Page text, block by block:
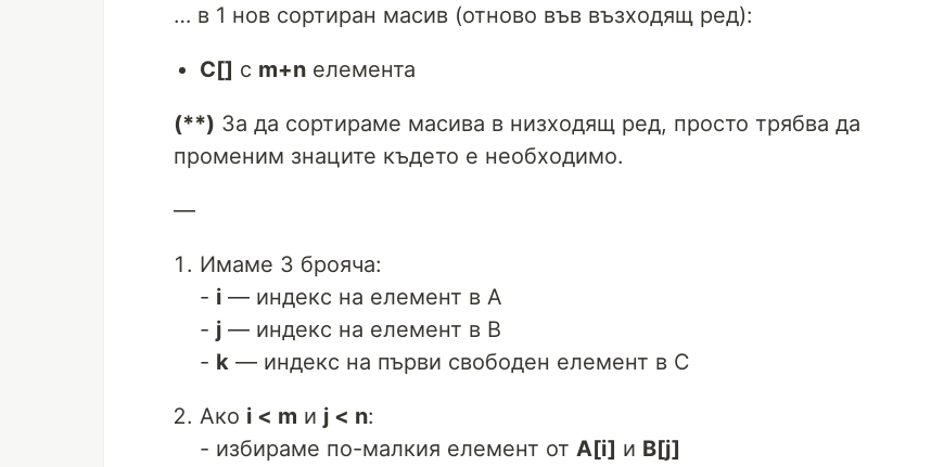
… в 1 нов сортиран масив (отново във възходящ ред):
C[] с m+n елемента
(**) За да сортираме масива в низходящ ред, просто трябва да
променим знаците където е необходимо.
—
Имаме 3 брояча:
- i — индекс на елемент в A
- j — индекс на елемент в B
- k — индекс на първи свободен елемент в C
Ако i < m и j < n:
- избираме по-малкия елемент от A[i] и B[j]